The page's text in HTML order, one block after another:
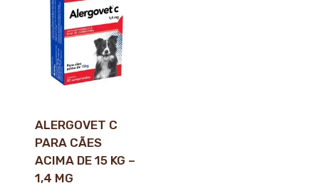
ALERGOVET C
PARA CÃES
ACIMA DE 15 KG –
1,4 MG